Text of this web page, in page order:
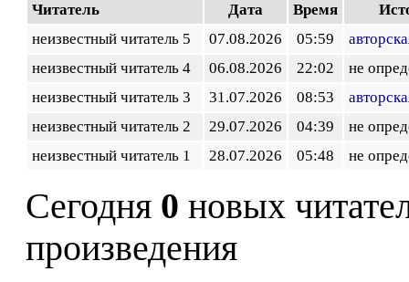
Читатель Дата Время
неизвестный читатель 5
07.08.2026 05:59
неизвестный читатель 4
06.08.2026 22:02
не
неизвестный читатель 3
31.07.2026 08:53
неизвестный читатель 2
29.07.2026 04:39
не
неизвестный читатель 1
28.07.2026 05:48 не
Сегодня 0 новых
произведения